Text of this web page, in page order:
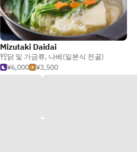
닭 및 가금류
Mizutaki Daidai
닭 및 가금류, 나베(일본식 전골)
¥6,000
¥3,500